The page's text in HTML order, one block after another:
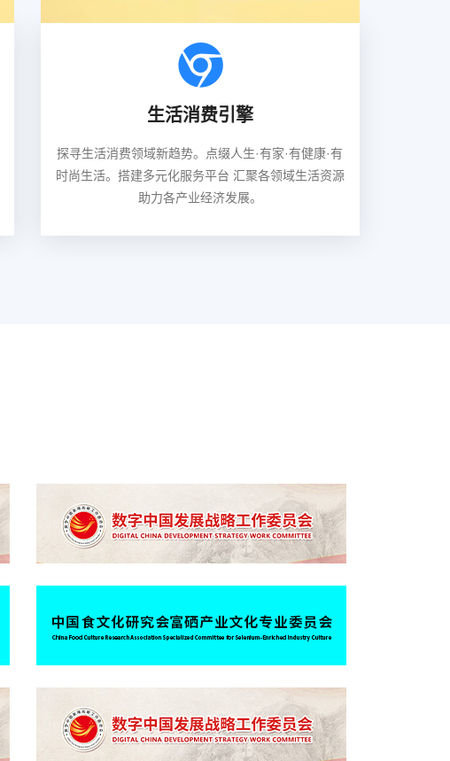
生活消费引擎
探寻生活消费领域新趋势。点缀人生·有家·有健康·有
时尚生活。搭建多元化服务平台 汇聚各领域生活资源
助力各产业经济发展。